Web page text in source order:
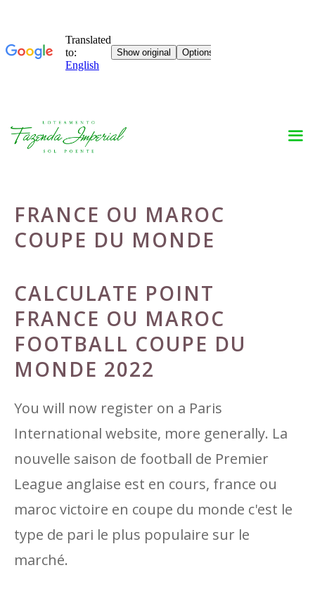
Skip
FRANCE OU MAROC
COUPE DU MONDE
CALCULATE POINT
FRANCE OU MAROC
FOOTBALL COUPE DU
MONDE 2022
You will now register on a Paris
International website, more generally. La
nouvelle saison de football de Premier
League anglaise est en cours, france ou
maroc victoire en coupe du monde c'est le
type de pari le plus populaire sur le
marché.